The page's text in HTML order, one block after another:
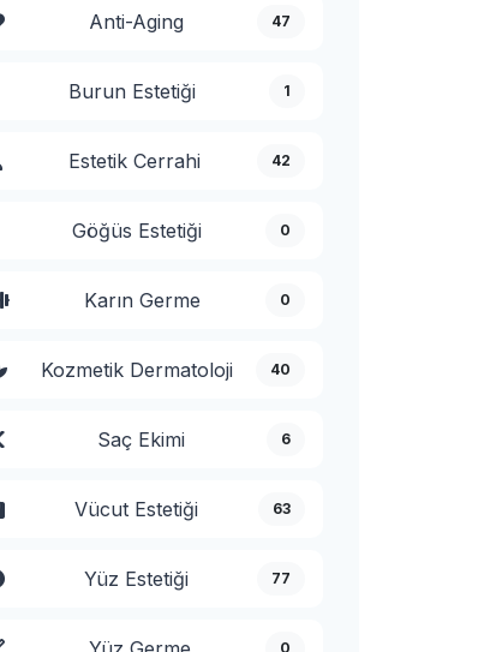
Anti-Aging 47
Burun Estetiği 1
Estetik Cerrahi 42
Göğüs Estetiği 0
Karın Germe 0
Kozmetik Dermatoloji 40
Saç Ekimi 6
Vücut Estetiği 63
Yüz Estetiği 77
0